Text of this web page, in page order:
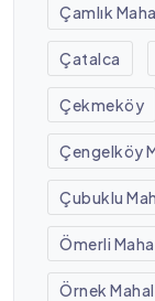
Çamlık
Çatalca
Çekmeköy
Çengelköy
Çubuklu
Ömerli
Örnek